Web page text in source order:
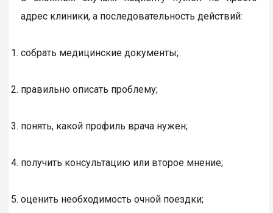
адрес клиники, а последовательность действий:
собрать медицинские документы;
правильно описать проблему;
понять, какой профиль врача нужен;
получить консультацию или второе мнение;
оценить необходимость очной поездки;